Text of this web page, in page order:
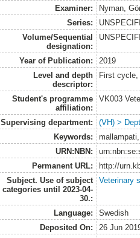
Examiner:
Nyman,
Series:
Volume/Sequential
designation:
Year of Publication:
2019
Level and depth
descriptor:
First cycle,
Student's programme
affiliation:
VK003
Supervising department:
(VH) >
Keywords:
URN:NBN:
Permanent URL:
http://
Subject. Use of subject
categories until 2023-04-
30.:
Veterinary
Language:
Swedish
Deposited On:
26 Jun